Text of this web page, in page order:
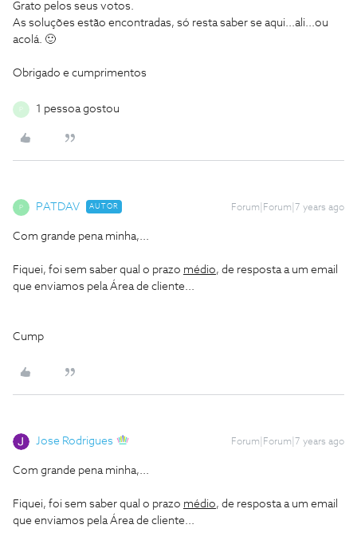
Grato pelos seus votos.
As soluções estão encontradas, só resta saber se aqui...ali...ou
acolá. 🙂
Obrigado e cumprimentos
1 pessoa gostou
P PATDAV AUTOR Forum|Forum|7 years ago
Com grande pena minha,...
Fiquei, foi sem saber qual o prazo médio, de resposta a um email
que enviamos pela Área de cliente...
Cump
Jose Rodrigues Forum|Forum|7 years ago
Com grande pena minha,...
Fiquei, foi sem saber qual o prazo médio, de resposta a um email
que enviamos pela Área de cliente...